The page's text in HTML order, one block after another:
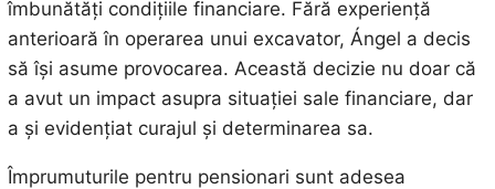
îmbunătăți condițiile financiare. Fără experiență
anterioară în operarea unui excavator, Ángel a decis
să își asume provocarea. Această decizie nu doar că
a avut un impact asupra situației sale financiare, dar
a și evidențiat curajul și determinarea sa.
Împrumuturile pentru pensionari sunt adesea